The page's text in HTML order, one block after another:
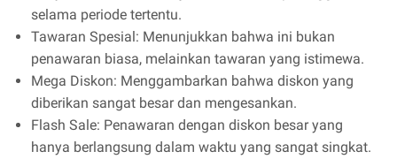
selama periode tertentu.
Tawaran Spesial: Menunjukkan bahwa ini bukan
penawaran biasa, melainkan tawaran yang istimewa.
Mega Diskon: Menggambarkan bahwa diskon yang
diberikan sangat besar dan mengesankan.
Flash Sale: Penawaran dengan diskon besar yang
hanya berlangsung dalam waktu yang sangat singkat.